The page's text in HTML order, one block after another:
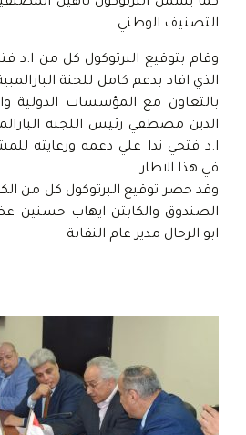
كما يشمل البرتوكول تاهيل
التصنيف الوطني
وقام بتوقيع البرتوكول كل من ا.د
الذي افاد بدعم كامل للجنة
بالتعاون مع المؤسسات الدولية
الدين مصطفي رئيس اللجنة
ا.د فتحي ندا علي دعمه ورعايته
في هذا الاطار
وقد حضر توقيع البرتوكول كل من
الصندوق والكابتن ايهاب
ابو الرحال مدير عام النقابة